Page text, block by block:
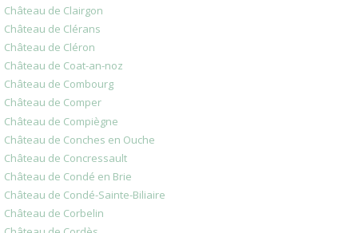
Château de Clairgon
Château de Clérans
Château de Cléron
Château de Coat-an-noz
Château de Combourg
Château de Comper
Château de Compiègne
Château de Conches en Ouche
Château de Concressault
Château de Condé en Brie
Château de Condé-Sainte-Biliaire
Château de Corbelin